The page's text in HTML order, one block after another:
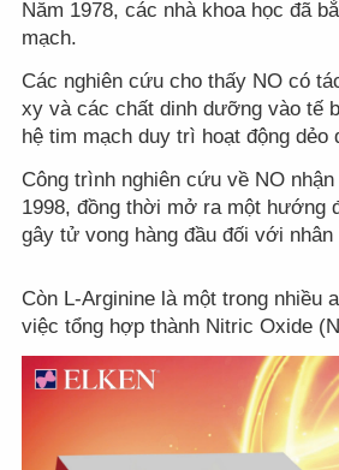
Năm 1978, các nhà khoa học đã
mạch.
Các nghiên cứu cho thấy NO có
xy và các chất dinh dưỡng vào tế
hệ tim mạch duy trì hoạt động dẻo
Công trình nghiên cứu về NO
1998, đồng thời mở ra một hướng
gây tử vong hàng đầu đối với nhân
Còn L-Arginine là một trong nhiều
việc tổng hợp thành Nitric Oxide